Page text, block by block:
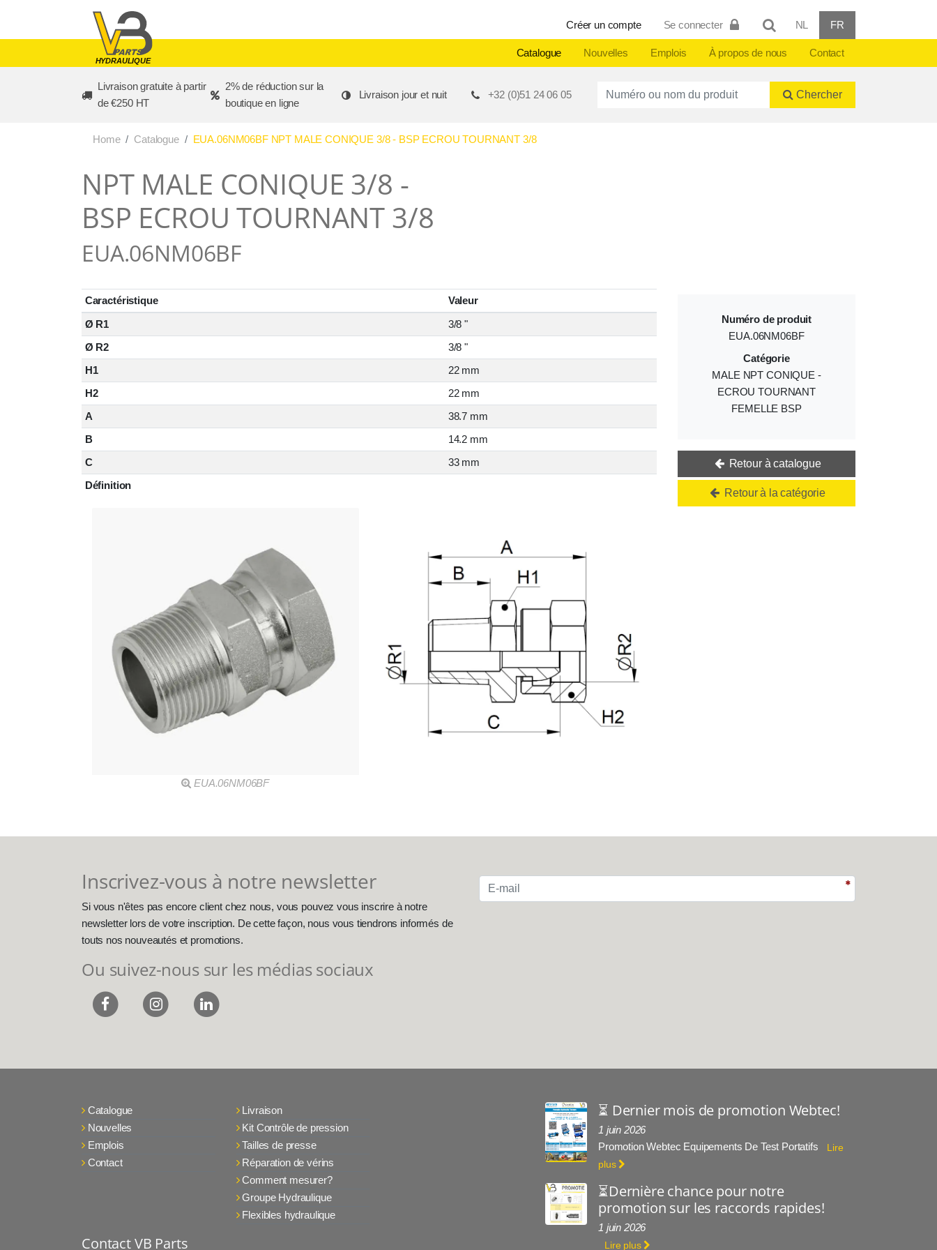
HYDRAULIQUE
Créer un compte Se connecter NL FR
Catalogue Nouvelles Emplois À propos de nous Contact
Livraison gratuite à partir
de €250 HT
2% de réduction sur la
boutique en ligne
Livraison jour et nuit +32 (0)51 24 06 05 Productnummer of naam Chercher
Home Catalogue EUA.06NM06BF NPT MALE CONIQUE 3/8 - BSP ECROU TOURNANT 3/8
NPT MALE CONIQUE 3/8 -
BSP ECROU TOURNANT 3/8
EUA.06NM06BF
Caractéristique
Valeur
Ø R1
3/8 "
Ø R2
3/8 "
H1
22 mm
H2
22 mm
A
38.7 mm
B
14.2 mm
C
33 mm
Définition
EUA.06NM06BF
Numéro de produit
EUA.06NM06BF
Catégorie
MALE NPT CONIQUE -
ECROU TOURNANT
FEMELLE BSP
Retour à catalogue
Retour à la catégorie
Inscrivez-vous à notre newsletter
Si vous n'êtes pas encore client chez nous, vous pouvez vous inscrire à notre
newsletter lors de votre inscription. De cette façon, nous vous tiendrons informés de
touts nos nouveautés et promotions.
Ou suivez-nous sur les médias sociaux
Catalogue
Nouvelles
Emplois
Contact
Livraison
Kit Contrôle de pression
Tailles de presse
Réparation de vérins
Comment mesurer?
Groupe Hydraulique
Flexibles hydraulique
Contact VB Parts
⏳ Dernier mois de promotion Webtec!
1 juin 2026
Promotion Webtec Equipements De Test Portatifs
Lire
plus
⏳Dernière chance pour notre
promotion sur les raccords rapides!
1 juin 2026
Lire plus